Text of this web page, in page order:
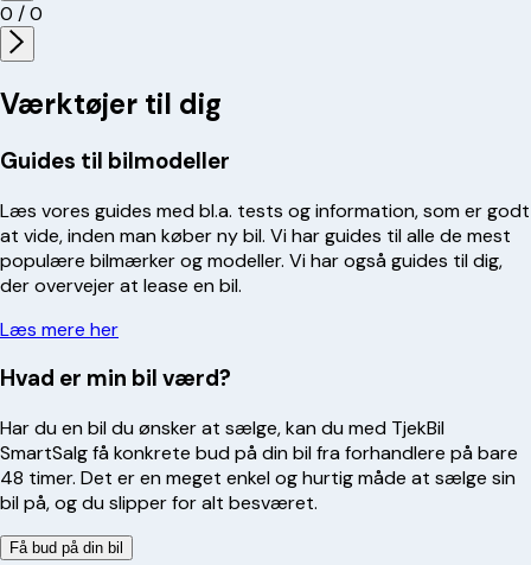
0 /0
Værktøjer til dig
Guides til bilmodeller
Læs vores guides med bl.a. tests og information, som er godt
at vide, inden man køber ny bil. Vi har guides til alle de mest
populære bilmærker og modeller. Vi har også guides til dig,
der overvejer at lease en bil.
Læs mere her
Hvad er min bil værd?
Har du en bil du ønsker at sælge, kan du med TjekBil
SmartSalg få konkrete bud på din bil fra forhandlere på bare
48 timer. Det er en meget enkel og hurtig måde at sælge sin
bil på, og du slipper for alt besværet.
Få bud på din bil